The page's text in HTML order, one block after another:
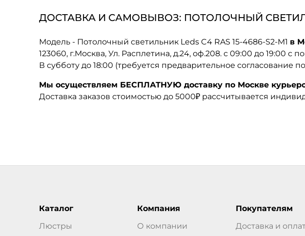
ДОСТАВКА И САМОВЫВОЗ: ПОТОЛОЧНЫЙ
Модель - Потолочный светильник Leds C4 RAS 15-4686-S2-M1 в
123060, г.Москва, Ул. Расплетина, д.24, оф.208. с 09:00 до 19:00 с
В субботу до 18:00 (требуется предварительное согласование
Мы осуществляем БЕСПЛАТНУЮ доставку по Москве
Доставка заказов стоимостью до 5000₽ рассчитывается
Каталог
Люстры
Компания
О компании
Покупателям
Доставка и